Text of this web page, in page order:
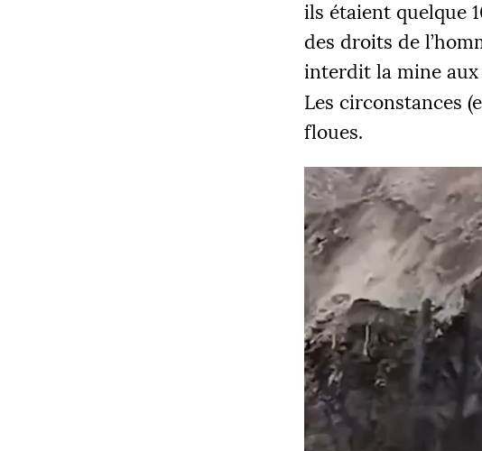
ils étaient quelque
des droits de
interdit la mine aux
Les circonstances
floues.
COLLECTÉS
12 205 €
5000 €